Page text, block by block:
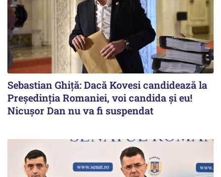
Sebastian Ghiță: Dacă Kovesi candidează la
Președinția Romaniei, voi candida și eu!
Nicușor Dan nu va fi suspendat